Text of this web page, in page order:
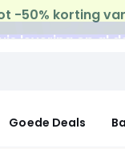
leveringop al
Goede Deals